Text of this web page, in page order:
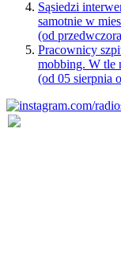
Sąsiedzi
samotnie w
(od
Pracownicy
mobbing. W tle
(od 05 sierpnia